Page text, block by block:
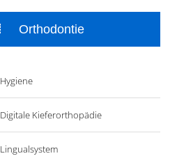
Orthodontie
Hygiene
Digitale Kieferorthopädie
Lingualsystem